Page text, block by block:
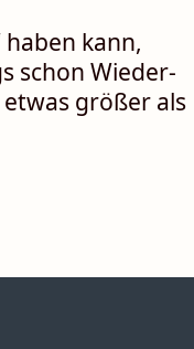
kann,
schon Wieder­
größer als